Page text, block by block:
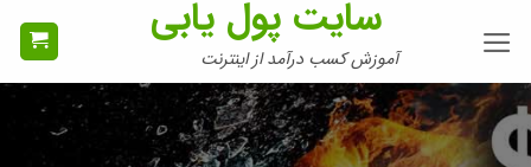
سایت پول یابی
آموزش کسب درآمد از اینترنت